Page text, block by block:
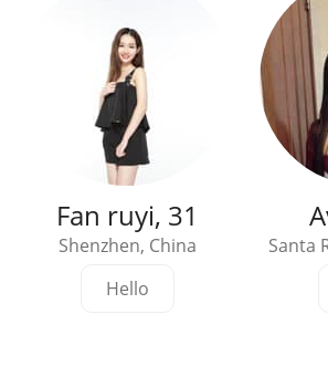
Fan ruyi, 31
Shenzhen, China
Hello
Santa